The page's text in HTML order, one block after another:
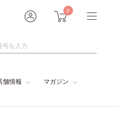
0
舗情報 マガジン